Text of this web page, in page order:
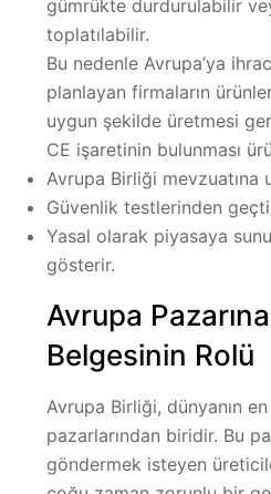
gümrükte durdurulabilir
toplatılabilir.
Bu nedenle Avrupa’ya
planlayan firmaların
uygun şekilde üretmesi
CE işaretinin bulunması
Avrupa Birliği mevzuatına
Güvenlik testlerinden
Yasal olarak piyasaya
gösterir.
Avrupa
Belgesinin Rolü
Avrupa Birliği, dünyanın
pazarlarından biridir. Bu
göndermek isteyen